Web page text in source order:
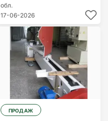
обл.
17-06-2026
ПРОДАЖ